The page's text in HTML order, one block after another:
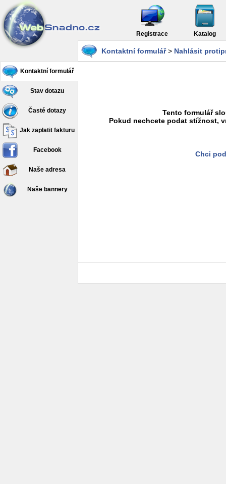
Registrace Katalog
Kontaktní formulář
Stav dotazu
Časté dotazy
Jak zaplatit fakturu
Facebook
Naše adresa
Naše bannery
Kontaktní formulář> Nahlásit
Tento formulář
Pokud nechcete podat stížnost,
Chci